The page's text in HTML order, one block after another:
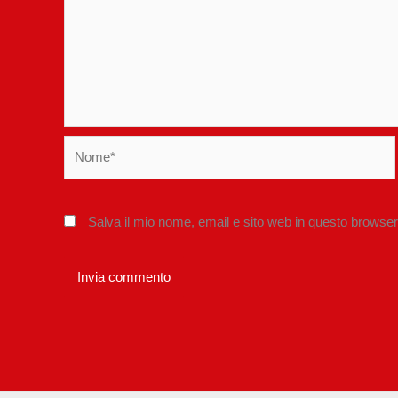
Salva il mio nome, email e sito web in questo